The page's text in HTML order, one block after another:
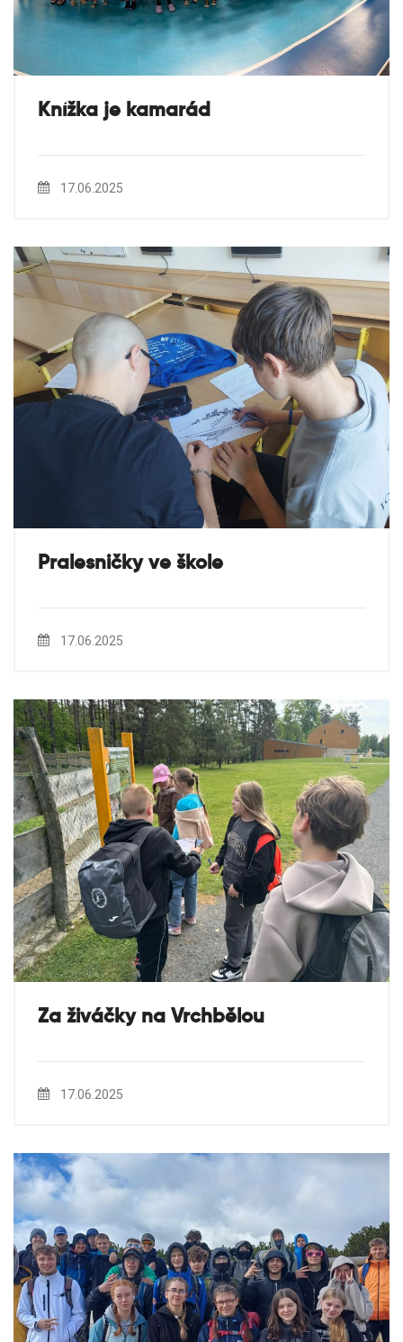
Knížka je kamarád
17.06.2025
Pralesničky ve škole
17.06.2025
Za živáčky na Vrchbělou
17.06.2025